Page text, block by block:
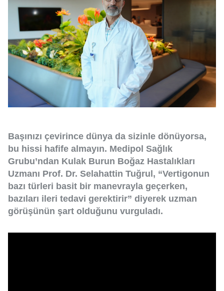
Başınızı çevirince dünya da sizinle dönüyorsa,
bu hissi hafife almayın. Medipol Sağlık
Grubu’ndan Kulak Burun Boğaz Hastalıkları
Uzmanı Prof. Dr. Selahattin Tuğrul, “Vertigonun
bazı türleri basit bir manevrayla geçerken,
bazıları ileri tedavi gerektirir” diyerek uzman
görüşünün şart olduğunu vurguladı.